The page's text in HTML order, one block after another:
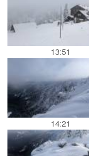
13:51
14:21